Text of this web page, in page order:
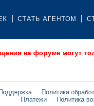
СТАТЬ АГЕНТОМ
на форуме могут
Поддержка Политика
Платежи
Политика